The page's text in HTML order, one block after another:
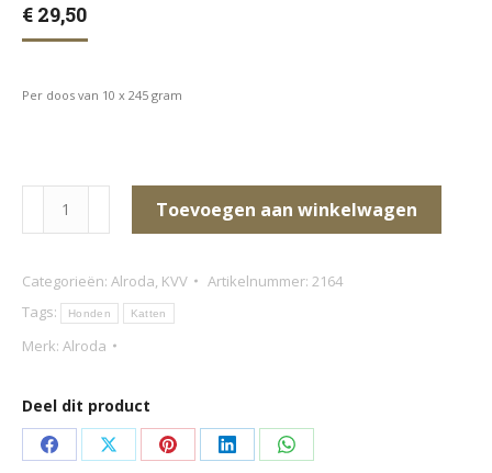
€ 29,50
Per doos van 10 x 245 gram
100%
Koolvis
aantal
Toevoegen aan winkelwagen
Categorieën: Alroda, KVV Artikelnummer: 2164
Tags:
Honden Katten
Merk: Alroda
Deel dit product
Deel
Deel
Deel
Deel
Deel